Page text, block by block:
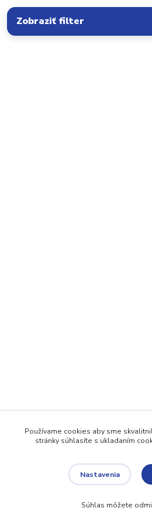
Zobraziť filter
Používame cookies aby sme
stránky súhlasíte s ukladaním
Nastavenia
Súhlas môžete